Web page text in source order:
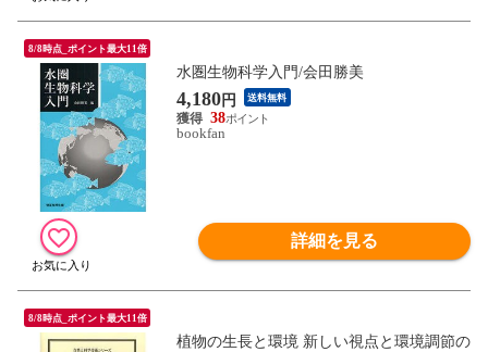
8/8時点_ポイント最大11倍
水圏生物科学入門/会田勝美
4,180円 送料無料
38
bookfan
詳細を見る
8/8時点_ポイント最大11倍
植物の生長と環境 新しい視点と環境調節の